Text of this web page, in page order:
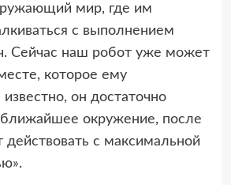
мир, где им
с выполнением
Сейчас наш робот уже может
которое ему
он достаточно
ближайшее окружение, после
действовать с максимальной